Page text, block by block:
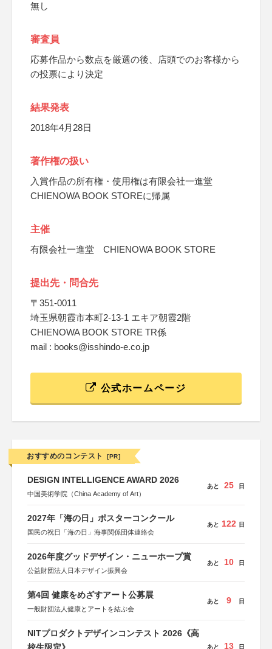
無し
審査員
応募作品から数点を厳選の後、店頭でのお客様から
の投票により決定
結果発表
2018年4月28日
著作権の扱い
入賞作品の所有権・使用権は有限会社一進堂
CHIENOWA BOOK STOREに帰属
主催
有限会社一進堂 CHIENOWA BOOK STORE
提出先・問合先
〒351-0011
埼玉県朝霞市本町2-13-1 エキア朝霞2階
CHIENOWA BOOK STORE TR係
mail : books@isshindo-e.co.jp
公式ホームページ
おすすめのコンテスト [PR]
DESIGN INTELLIGENCE AWARD 2026
中国美術学院（China Academy of Art）
あと 25 日
2027年「海の日」ポスターコンクール
国民の祝日「海の日」海事関係団体連絡会
あと 122 日
2026年度グッドデザイン・ニューホープ賞
公益財団法人日本デザイン振興会
あと 10 日
第4回 健康をめざすアート公募展
一般財団法人健康とアートを結ぶ会
あと 9 日
NITプロダクトデザインコンテスト 2026《高
あと 13 日